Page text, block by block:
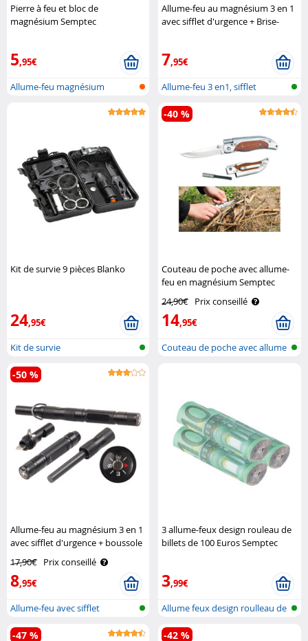
Pierre à feu et bloc de
magnésium Semptec
5,95€
Allume-feu magnésium
Allume-feu au magnésium 3 en 1
avec sifflet d'urgence + Brise-
7,95€
Allume-feu 3 en1, sifflet
d'urgence..
Kit de survie 9 pièces Blanko
24,95€
Kit de survie
Couteau de poche avec allume-
feu en magnésium Semptec
24,90€ Prix conseillé
14,95€
-40 %
Couteau de poche avec allume
Allume-feu au magnésium 3 en 1
avec sifflet d'urgence + boussole
17,90€ Prix conseillé
8,95€
-50 %
Allume-feu avec sifflet
d'urgence e..
3 allume-feux design rouleau de
billets de 100 Euros Semptec
3,99€
Allume feux design roulleau de
bill..
-47 % -42 %